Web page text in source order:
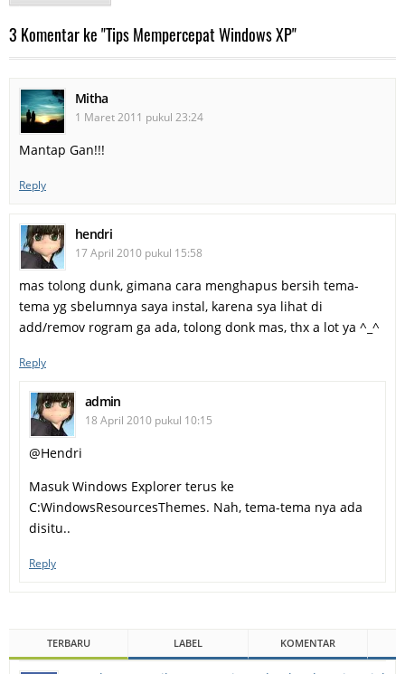
3 Komentar ke "Tips Mempercepat Windows XP"
Mitha
1 Maret 2011 pukul 23:24
Mantap Gan!!!
Reply
hendri
17 April 2010 pukul 15:58
mas tolong dunk, gimana cara menghapus bersih tema-
tema yg sbelumnya saya instal, karena sya lihat di
add/remov rogram ga ada, tolong donk mas, thx a lot ya ^_^
Reply
admin
18 April 2010 pukul 10:15
@Hendri
Masuk Windows Explorer terus ke
C:WindowsResourcesThemes. Nah, tema-tema nya ada
disitu..
Reply
TERBARU LABEL KOMENTAR